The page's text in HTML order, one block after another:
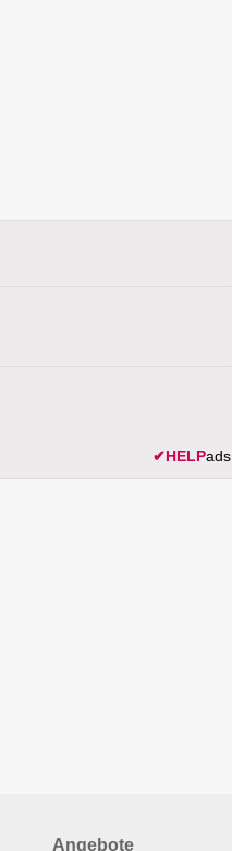
✔HELPads
Angebote